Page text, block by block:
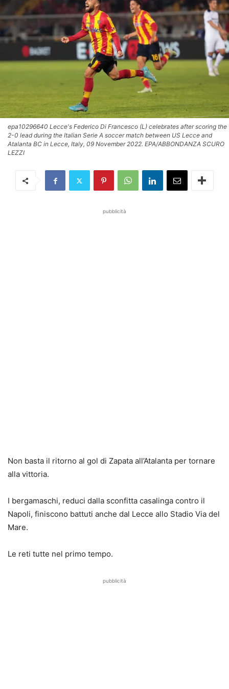
epa10296640 Lecce's Federico Di Francesco (L) celebrates after scoring the
2-0 lead during the Italian Serie A soccer match between US Lecce and
Atalanta BC in Lecce, Italy, 09 November 2022. EPA/ABBONDANZA SCURO
LEZZI
pubblicità
Non basta il ritorno al gol di Zapata all’Atalanta per tornare
alla vittoria.
I bergamaschi, reduci dalla sconfitta casalinga contro il
Napoli, finiscono battuti anche dal Lecce allo Stadio Via del
Mare.
Le reti tutte nel primo tempo.
pubblicità